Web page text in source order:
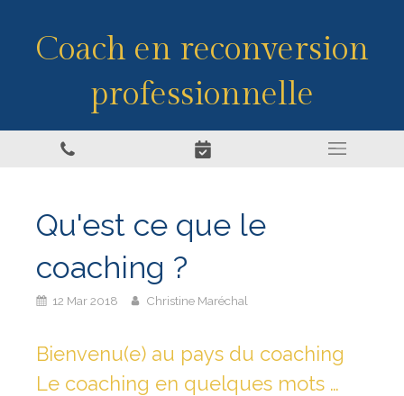
Coach en reconversion
professionnelle
Qu'est ce que le
coaching ?
12 Mar 2018 Christine Maréchal
Bienvenu(e) au pays du coaching
Le coaching en quelques mots …